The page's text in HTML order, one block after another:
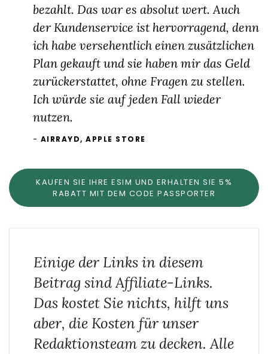
bezahlt. Das war es absolut wert. Auch
der Kundenservice ist hervorragend, denn
ich habe versehentlich einen zusätzlichen
Plan gekauft und sie haben mir das Geld
zurückerstattet, ohne Fragen zu stellen.
Ich würde sie auf jeden Fall wieder
nutzen.
AIRRAYD, APPLE STORE
KAUFEN SIE IHRE ESIM UND ERHALTEN SIE 5%
RABATT MIT DEM CODE PASSPORTER
Einige der Links in diesem
Beitrag sind Affiliate-Links.
Das kostet Sie nichts, hilft uns
aber, die Kosten für unser
Redaktionsteam zu decken. Alle